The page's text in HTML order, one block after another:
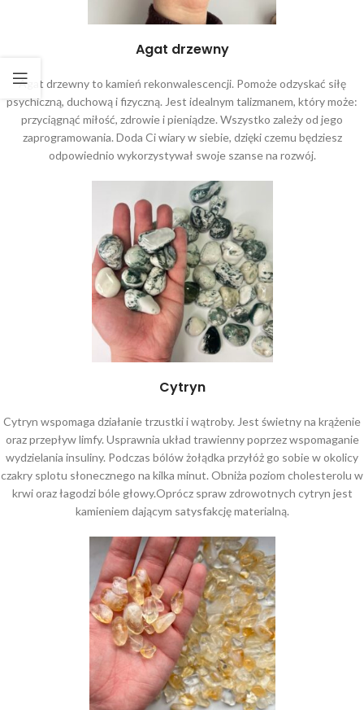
Agat drzewny
Agat drzewny to kamień rekonwalescencji. Pomoże odzyskać siłę
psychiczną, duchową i fizyczną. Jest idealnym talizmanem, który może:
przyciągnąć miłość, zdrowie i pieniądze. Wszystko zależy od jego
zaprogramowania. Doda Ci wiary w siebie, dzięki czemu będziesz
odpowiednio wykorzystywał swoje szanse na rozwój.
Cytryn
Cytryn wspomaga działanie trzustki i wątroby. Jest świetny na krążenie
oraz przepływ limfy. Usprawnia układ trawienny poprzez wspomaganie
wydzielania insuliny. Podczas bólów żołądka przyłóż go sobie w okolicy
czakry splotu słonecznego na kilka minut. Obniża poziom cholesterolu w
krwi oraz łagodzi bóle głowy.Oprócz spraw zdrowotnych cytryn jest
kamieniem dającym satysfakcję materialną.